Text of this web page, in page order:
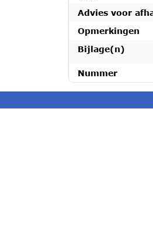
Advies voor
Opmerkingen
Bijlage(n)
Nummer